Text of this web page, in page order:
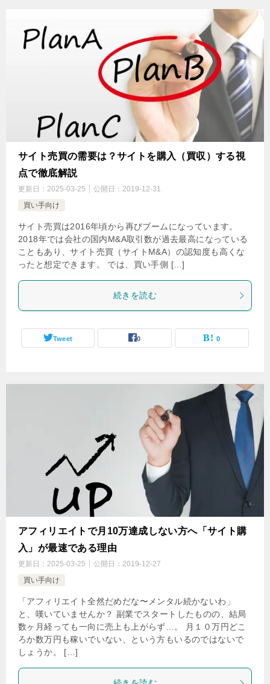
サイト売買の需要は？サイトを購入（買収）する視
点で徹底解説
更新日： 2025-03-25 公開日： 2019-12-31
買い手向け
サイト売買は2016年頃から再びブームになっています。
2018年では会社の国内M&A取引数が過去最高になっている
こともあり、サイト売買（サイトM&A）の認知度も高くな
ったと想定できます。 では、買い手側 […]
続きを読む
Tweet 0 0
アフィリエイトで月10万達成しない方へ「サイト購
入」が最速である理由
更新日： 2025-03-25 公開日： 2019-12-27
買い手向け
「アフィリエイト全然だめだな〜メンタル続かないわ」
と、嘆いていませんか？ 副業でスタートしたものの、結局
数ヶ月経っても一向に売上も上がらず…。 月１０万円どこ
ろか数万円も稼いでいない、という方もいるのではないで
しょうか。 […]